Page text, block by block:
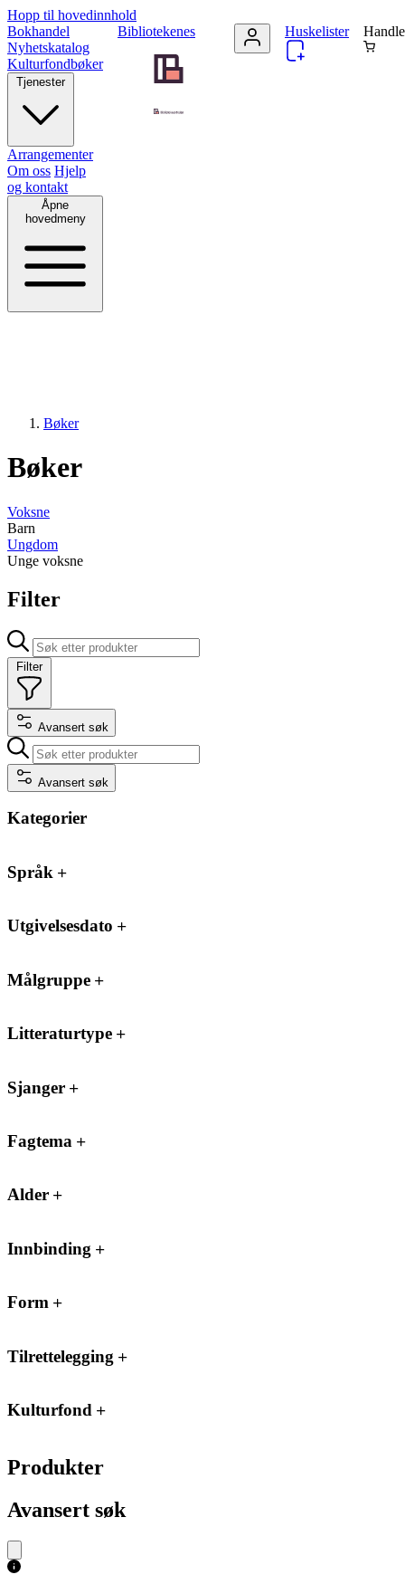
Hopp til hovedinnhold
Bibliotekenes
Bokhandel
Nyhetskatalog
Kulturfondbøker
Tjenester
Arrangementer
Om oss Hjelp
og kontakt
Åpne
hovedmeny
Huskelister
Bøker
Bøker
Voksne
Barn
Ungdom
Unge voksne
Filter
Filter
Avansert søk
Avansert søk
Kategorier
Språk
Utgivelsesdato
Målgruppe
Litteraturtype
Sjanger
Fagtema
Alder
Innbinding
Form
Tilrettelegging
Kulturfond
Produkter
Avansert søk